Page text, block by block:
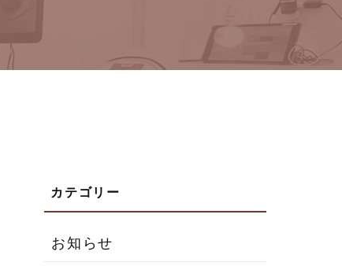
お知らせ